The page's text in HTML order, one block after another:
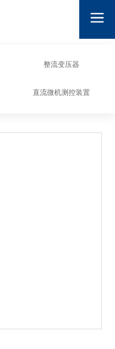
整流变压器
直流微机测控装置